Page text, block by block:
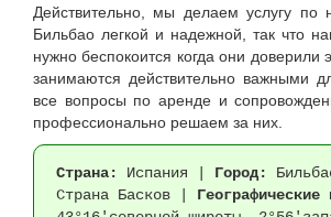
Действительно, мы делаем услугу по
Бильбао легкой и надежной, так что
нужно беспокоится когда они
занимаются действительно важными
все вопросы по аренде и
профессионально решаем за них.
Страна: Испания | Город:
Страна Басков | Географические